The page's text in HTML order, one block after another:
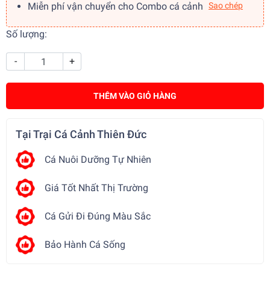
Miễn phí vận chuyển cho Combo cá cảnh Sao chép
Số lượng:
- +
THÊM VÀO GIỎ HÀNG
Tại Trại Cá Cảnh Thiên Đức
Cá Nuôi Dưỡng Tự Nhiên
Giá Tốt Nhất Thị Trường
Cá Gửi Đi Đúng Màu Sắc
Bảo Hành Cá Sống